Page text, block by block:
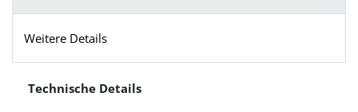
Weitere Details
Technische Details